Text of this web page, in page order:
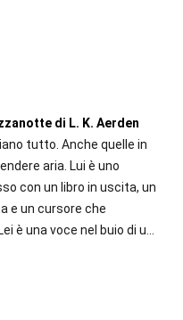
di L. K. Aerden
tutto. Anche quelle in
aria. Lui è uno
con un libro in uscita, un
e un cursore che
è una voce nel buio di u...